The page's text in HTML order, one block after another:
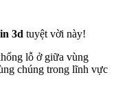
3d tuyệt vời này!
lỗ ở giữa vùng
chúng trong lĩnh vực